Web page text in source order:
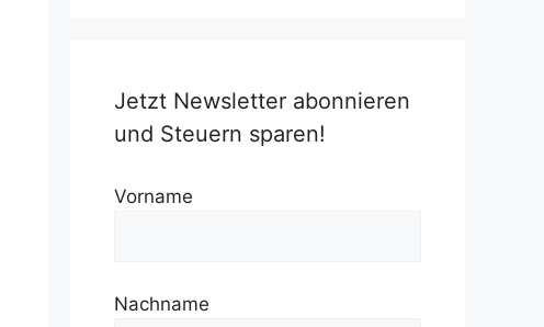
Jetzt Newsletter abonnieren
und Steuern sparen!
Vorname
Nachname